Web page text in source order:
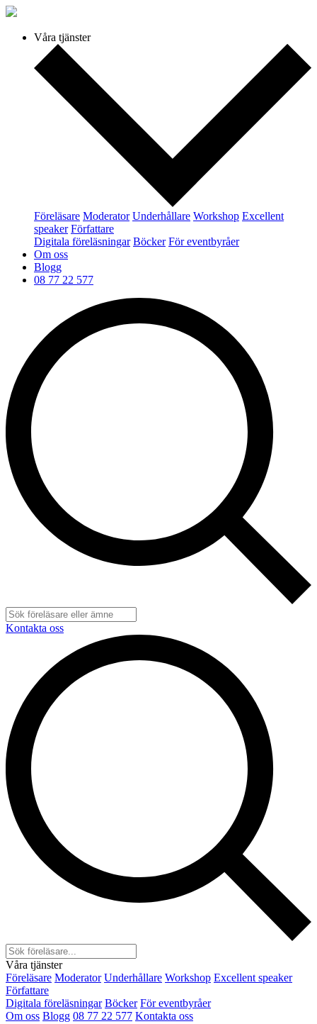
Våra tjänster
Föreläsare Moderator Underhållare Workshop Excellent
speaker Författare
Digitala föreläsningar Böcker För eventbyråer
Om oss
Blogg
08 77 22 577
Kontakta oss
Våra tjänster
Föreläsare Moderator Underhållare Workshop Excellent speaker
Författare
Digitala föreläsningar Böcker För eventbyråer
Om oss Blogg 08 77 22 577 Kontakta oss